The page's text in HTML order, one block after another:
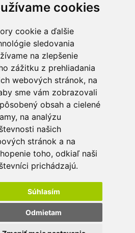
cookies
cookie a ďalšie
sledovania
na zlepšenie
zážitku z prehliadania
webových stránok, na
sme vám zobrazovali
obsah a cielené
na analýzu
našich
stránok a na
toho, odkiaľ naši
prichádzajú.
Súhlasím
Odmietam
Cena od 3,66€